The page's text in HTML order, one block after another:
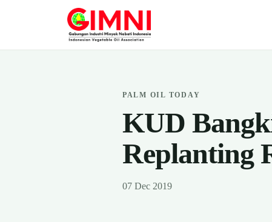
PALM OIL TODAY
KUD
Replanting
07 Dec 2019